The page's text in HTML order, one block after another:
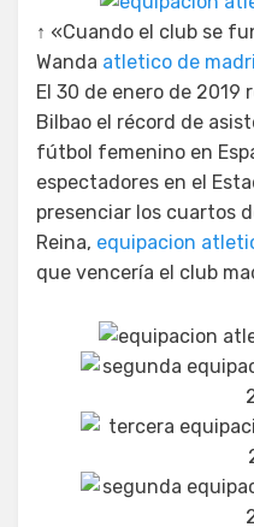
↑ «Cuando el club se
Wanda atletico de
El 30 de enero de
Bilbao el récord de
fútbol femenino en
espectadores en el
presenciar los cuartos
Reina, equipacion
que vencería el club